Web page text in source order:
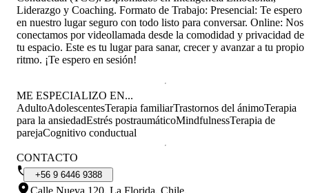
Liderazgo y Coaching. Formato de Trabajo: Presencial: Te espero
en nuestro lugar seguro con todo listo para conversar. Online: Nos
conectamos por videollamada desde la comodidad y privacidad de
tu espacio. Este es tu lugar para sanar, crecer y avanzar a tu propio
ritmo. ¡Te espero en sesión!
ME ESPECIALIZO EN...
AdultoAdolescentesTerapia familiarTrastornos del ánimoTerapia
para la ansiedadEstrés postraumáticoMindfulnessTerapia de
parejaCognitivo conductual
CONTACTO
+56 9 6446 9388
Calle Nueva 120, La Florida, Chile.